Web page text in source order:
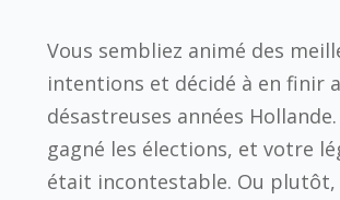
Vous sembliez animé des
intentions et décidé à en finir
désastreuses années
gagné les élections, et votre
était incontestable. Ou